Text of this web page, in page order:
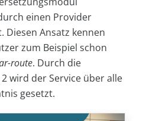
einen Provider
Ansatz kennen
zum Beispiel schon
route. Durch die
wird der Service über alle
gesetzt.